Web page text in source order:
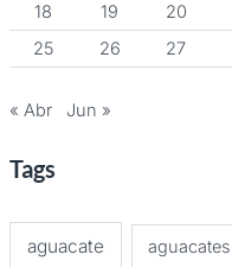
18
19 20
25
26 27
« Abr Jun »
Tags
aguacate aguacates